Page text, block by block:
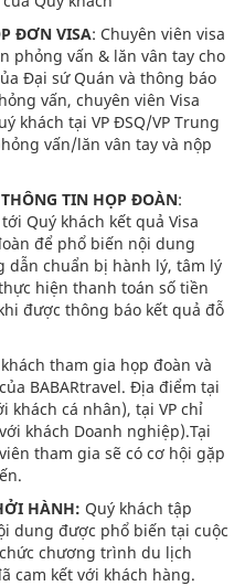
ĐƠN VISA: Chuyên viên visa
phỏng vấn & lăn vân tay cho
Đại sứ Quán và thông báo
vấn, chuyên viên Visa
khách tại VP ĐSQ/VP Trung
vấn/lăn vân tay và nộp
TIN HỌP ĐOÀN:
Quý khách kết quả Visa
để phổ biến nội dung
chuẩn bị hành lý, tâm lý
hiện thanh toán số tiền
được thông báo kết quả đỗ
tham gia họp đoàn và
BABARtravel. Địa điểm tại
khách cá nhân), tại VP chỉ
khách Doanh nghiệp).Tại
tham gia sẽ có cơ hội gặp
HÀNH: Quý khách tập
dung được phổ biến tại cuộc
chương trình du lịch
cam kết với khách hàng.